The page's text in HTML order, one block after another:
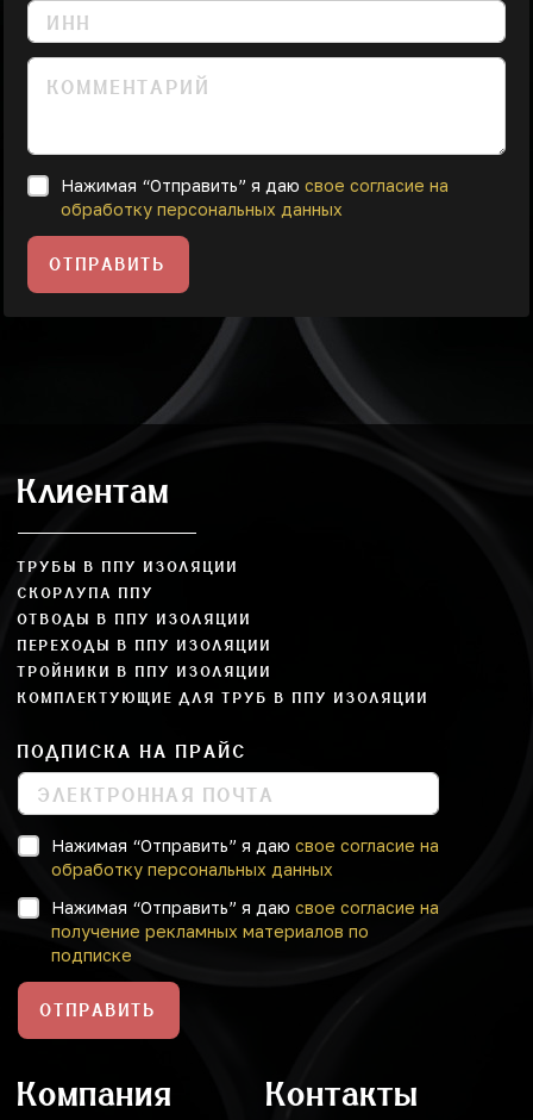
Нажимая “Отправить” я даю свое согласие на
обработку персональных данных
ОТПРАВИТЬ
Клиентам
ТРУБЫ В ППУ ИЗОЛЯЦИИ
СКОРЛУПА ППУ
ОТВОДЫ В ППУ ИЗОЛЯЦИИ
ПЕРЕХОДЫ В ППУ ИЗОЛЯЦИИ
ТРОЙНИКИ В ППУ ИЗОЛЯЦИИ
КОМПЛЕКТУЮЩИЕ ДЛЯ ТРУБ В ППУ ИЗОЛЯЦИИ
ПОДПИСКА НА ПРАЙС
Нажимая “Отправить” я даю свое согласие на
обработку персональных данных
Нажимая “Отправить” я даю свое согласие на
получение рекламных материалов по
подписке
ОТПРАВИТЬ
Компания Контакты